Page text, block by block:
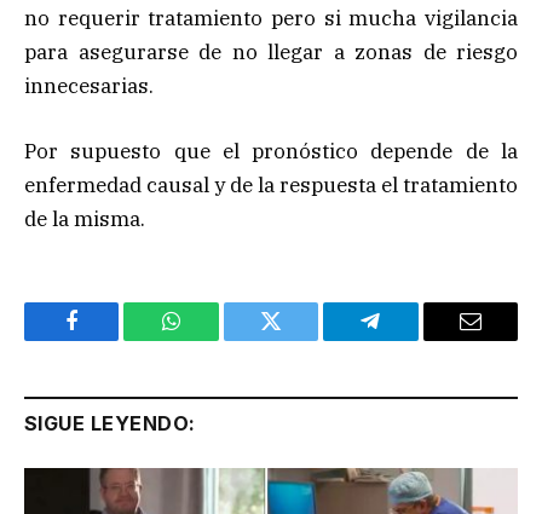
no requerir tratamiento pero si mucha vigilancia
para asegurarse de no llegar a zonas de riesgo
innecesarias.
Por supuesto que el pronóstico depende de la
enfermedad causal y de la respuesta el tratamiento
de la misma.
Facebook WhatsApp Twitter Telegram Email
SIGUE LEYENDO: